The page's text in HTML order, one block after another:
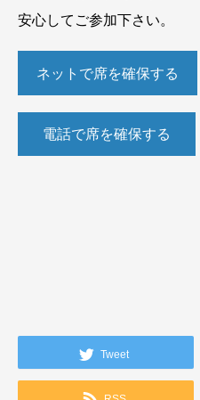
安心してご参加下さい。
ネットで席を確保する
電話で席を確保する
Tweet